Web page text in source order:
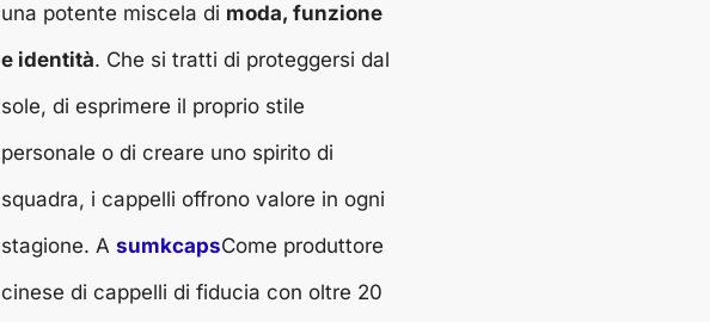
una potente miscela di moda, funzione
e identità. Che si tratti di proteggersi dal
sole, di esprimere il proprio stile
personale o di creare uno spirito di
squadra, i cappelli offrono valore in ogni
stagione. A sumkcapsCome produttore
cinese di cappelli di fiducia con oltre 20